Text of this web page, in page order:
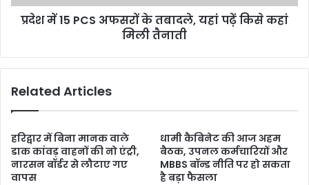
प्रदेश में 15 PCS अफसरों के तबादले, यहां पढ़ें किसे कहां
मिली तैनाती
Related Articles
हरिद्वार में बिना मानक वाले
डाक कांवड़ वाहनों की नो एंट्री,
नारसन बॉर्डर से लौटाए गए
वापस
धामी कैबिनेट की आज अहम
बैठक, उपनल कर्मचारियों और
MBBS बॉन्ड नीति पर हो सकता
है बड़ा फैसला